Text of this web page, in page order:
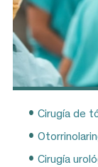
Cirugía de
Cirugía